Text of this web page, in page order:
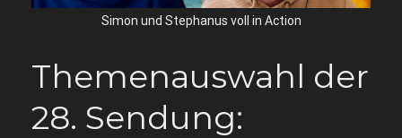
Simon und Stephanus voll in Action
Themenauswahl der
28. Sendung: